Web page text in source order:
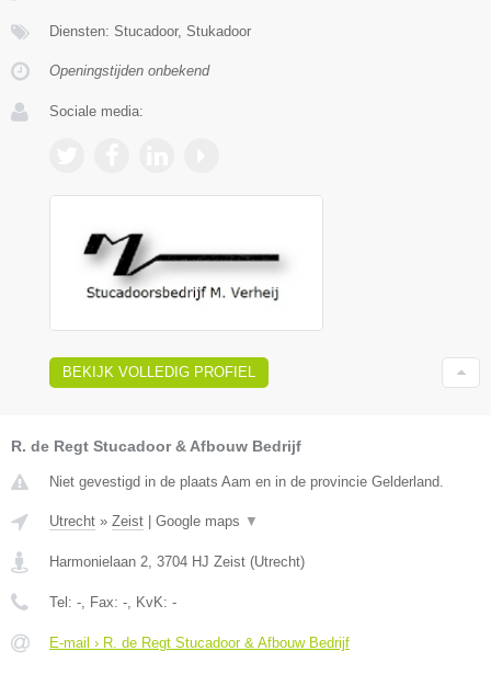
Diensten: Stucadoor, Stukadoor
Openingstijden onbekend
Sociale media:
BEKIJK VOLLEDIG PROFIEL
R. de Regt Stucadoor & Afbouw Bedrijf
Niet gevestigd in de plaats Aam en in de provincie Gelderland.
Utrecht » Zeist Google maps ▼
Harmonielaan 2, 3704 HJ Zeist (Utrecht)
Tel: -, Fax: -, KvK: -
E-mail › R. de Regt Stucadoor & Afbouw Bedrijf